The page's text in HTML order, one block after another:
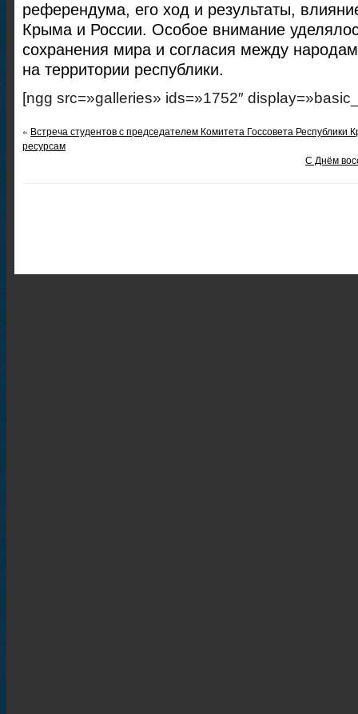
референдума, его ход и результаты,
Крыма и России. Особое внимание
сохранения мира и согласия между
на территории республики.
[ngg src=»galleries» ids=»1752″
« Встреча студентов с председателем Комитета Госсовета Республики
ресурсам
С Днём